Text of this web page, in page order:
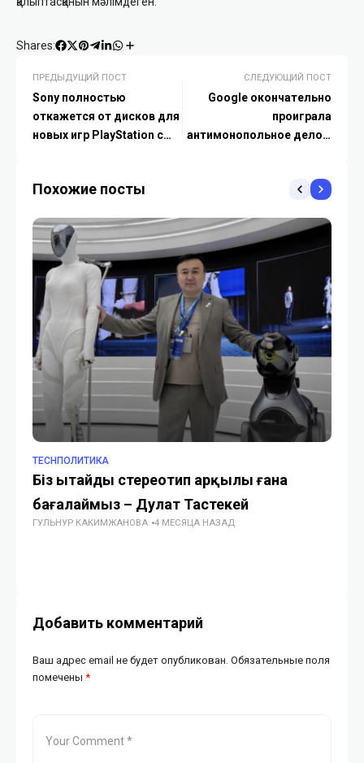
Shares:
ПРЕДЫДУЩИЙ ПОСТ
Sony полностью
откажется от дисков для
новых игр PlayStation с
СЛЕДУЮЩИЙ ПОСТ
Google окончательно
проиграла
антимонопольное дело в
Похожие посты
TECHПОЛИТИКА
Біз Қытайды стереотип арқылы ғана
бағалаймыз – Дулат Тастекей
ГУЛЬНУР КАКИМЖАНОВА 4 МЕСЯЦА НАЗАД
Добавить комментарий
Ваш адрес email не будет опубликован. Обязательные поля
помечены *